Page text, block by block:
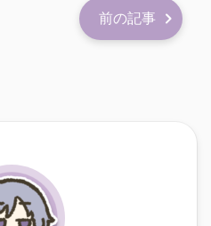
前の記事